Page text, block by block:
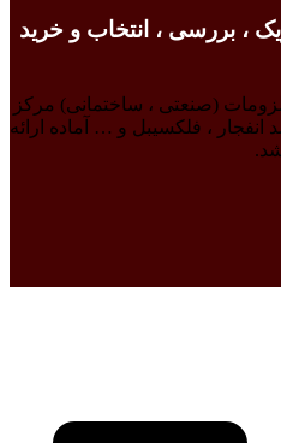
، بررسی ، انتخاب و خرید
ملزومات (صنعتی ، ساختمانی) مرکز
انفجار ، فلکسیبل و … آماده ارائه